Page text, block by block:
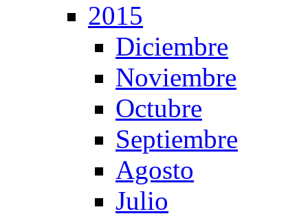
2015
Diciembre
Noviembre
Octubre
Septiembre
Agosto
Julio